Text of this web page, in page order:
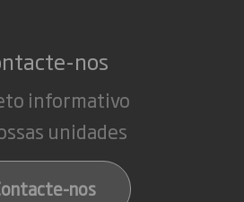
nos
informativo
unidades
nos